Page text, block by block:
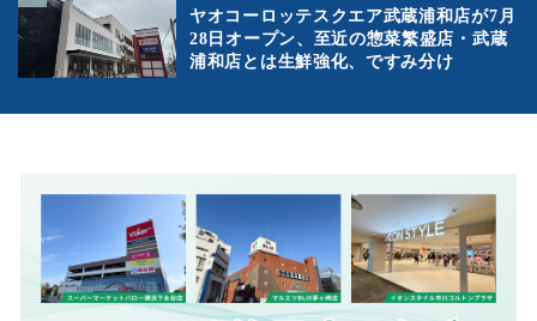
ヤオコーロッテスクエア武蔵浦和店が7月
28日オープン、至近の惣菜繁盛店・武蔵
浦和店とは生鮮強化、ですみ分け